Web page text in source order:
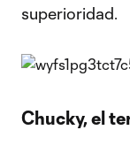
superioridad.
Chucky, el